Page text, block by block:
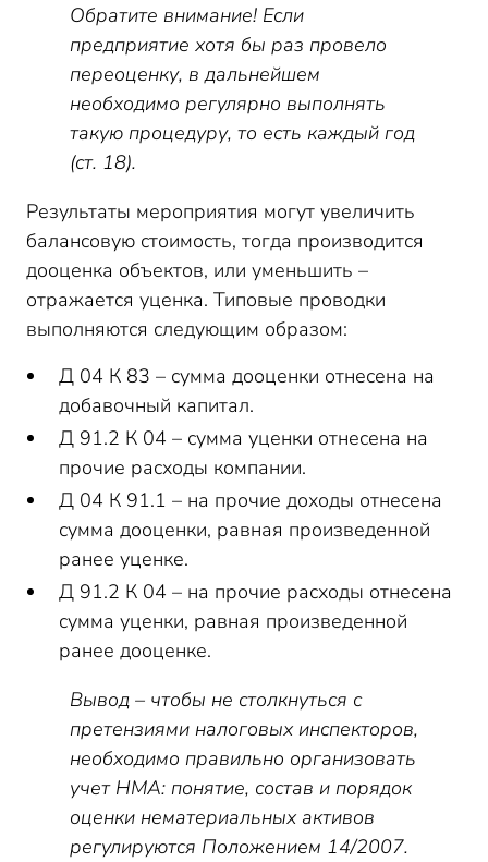
Обратите внимание! Если
предприятие хотя бы раз провело
переоценку, в дальнейшем
необходимо регулярно выполнять
такую процедуру, то есть каждый год
(ст. 18).
Результаты мероприятия могут увеличить
балансовую стоимость, тогда производится
дооценка объектов, или уменьшить –
отражается уценка. Типовые проводки
выполняются следующим образом:
Д 04 К 83 – сумма дооценки отнесена на
добавочный капитал.
Д 91.2 К 04 – сумма уценки отнесена на
прочие расходы компании.
Д 04 К 91.1 – на прочие доходы отнесена
сумма дооценки, равная произведенной
ранее уценке.
Д 91.2 К 04 – на прочие расходы отнесена
сумма уценки, равная произведенной
ранее дооценке.
Вывод – чтобы не столкнуться с
претензиями налоговых инспекторов,
необходимо правильно организовать
учет НМА: понятие, состав и порядок
оценки нематериальных активов
регулируются Положением 14/2007.